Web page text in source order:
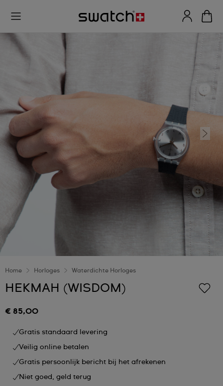
Home Horloges Waterdichte Horloges
HEKMAH (WISDOM)
€ 85,00
Gratis standaard levering
Veilig online betalen
Gratis persoonlijk bericht bij het afrekenen
Niet goed, geld terug